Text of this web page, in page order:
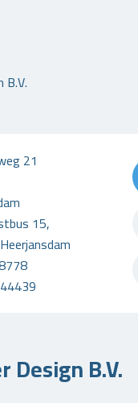
B.V.
21
15,
B.V.